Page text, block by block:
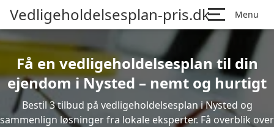
Vedligeholdelsesplan-pris.dk Menu
Få en vedligeholdelsesplan til din
ejendom i Nysted – nemt og hurtigt
Bestil 3 tilbud på vedligeholdelsesplan i Nysted og
sammenlign løsninger fra lokale eksperter. Få overblik over